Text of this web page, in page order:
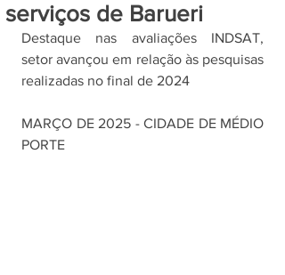
serviços de Barueri
Destaque nas avaliações INDSAT,
setor avançou em relação às pesquisas
realizadas no final de 2024
MARÇO DE 2025 - CIDADE DE MÉDIO
PORTE